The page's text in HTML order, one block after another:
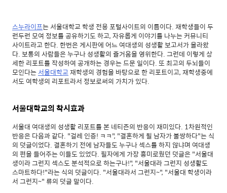
스누라이프는 서울대학교 학생 전용 포털사이트의 이름이다. 재학생들이 두
런두런 모여 정보를 공유하기도 하고, 자유롭게 이야기를 나누는 커뮤니티
사이트라고 한다. 한번은 게시판에 어느 여대생의 성생활 보고서가 올라왔
다. 보통의 사람들은 누구나 성생활의 즐거움을 영위한다. 그런데 이렇게 상
세한 리포트를 작성하여 공개하는 경우는 드문 일이다. 또 최고의 두뇌들이
모인다는서울대학교재학생의 경험을 바탕으로 한 리포트이고, 재학생중에
서도 여학생의 리포트라서 정보로써의 가치가 있다.
서울대학교의 착시효과
서울대 여대생의 성생활 리포트를 본 네티즌의 반응이 재미있다. 1차원적인
반응은 다음과 같다. "걸레 인증! ㅋㅋ", "결혼하게 될 남자가 불쌍하다"는 식
의 덧글이었다. 결혼하기 전에 남자들도 누구나 섹스를 하지 않냐며 여대생
의 편을 들어주는 이들도 있었다. 필자에게 가장 흥미로웠던 덧글은 "서울대
생이라 그런지 섹스도 분석적으로 하는구나!", "서울대라 그런지 성생활도
스마트하다!"라는 식의 덧글이다. "서울대라서 그런지~", "서울대 학생이라
서 그런지~" 류의 덧글 말이다.